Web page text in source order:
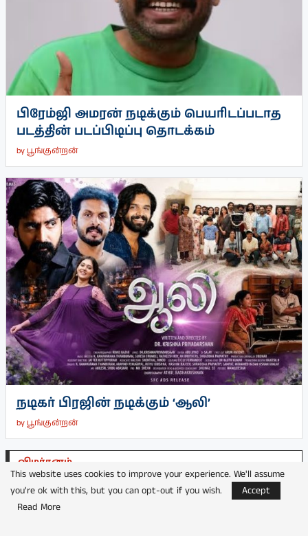
பிரேம்ஜி அமரன் நடிக்கும் பெயரிடப்படாத
படத்தின் படப்பிடிப்பு தொடக்கம்
by பூங்குன்றன்
நடிகர் பிரஜின் நடிக்கும் ‘ஆலி’
by பூங்குன்றன்
விமர்சனம்
This website uses cookies to improve your experience. We'll assume
you're ok with this, but you can opt-out if you wish.
Accept
Read More